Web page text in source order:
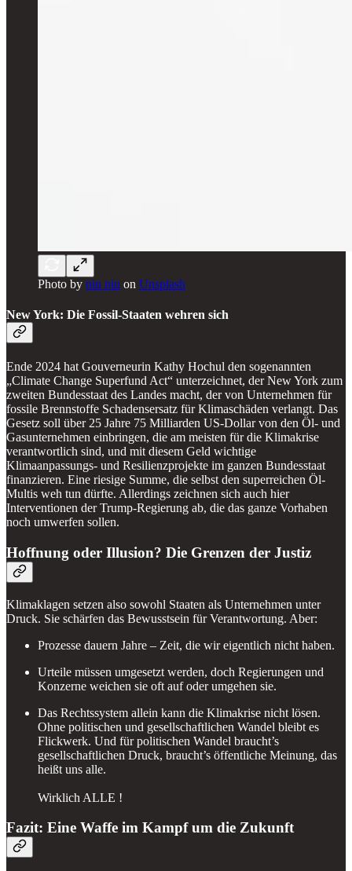
Photo by niu niu on Unsplash
New York: Die Fossil-Staaten wehren sich
Ende 2024 hat Gouverneurin Kathy Hochul den sogenannten
„Climate Change Superfund Act“ unterzeichnet, der New York zum
zweiten Bundesstaat des Landes macht, der von Unternehmen für
fossile Brennstoffe Schadensersatz für Klimaschäden verlangt. Das
Gesetz soll über 25 Jahre 75 Milliarden US-Dollar von den Öl- und
Gasunternehmen einbringen, die am meisten für die Klimakrise
verantwortlich sind, und mit diesem Geld wichtige
Klimaanpassungs- und Resilienzprojekte im ganzen Bundesstaat
finanzieren. Eine riesige Summe, die selbst den superreichen Öl-
Multis weh tun dürfte. Allerdings zeichnen sich auch hier
Interventionen der Trump-Regierung ab, die das ganze Vorhaben
noch umwerfen sollen.
Hoffnung oder Illusion? Die Grenzen der Justiz
Klimaklagen setzen also sowohl Staaten als Unternehmen unter
Druck. Sie schärfen das Bewusstsein für Verantwortung. Aber:
Prozesse dauern Jahre – Zeit, die wir eigentlich nicht haben.
Urteile müssen umgesetzt werden, doch Regierungen und
Konzerne weichen sie oft auf oder umgehen sie.
Das Rechtssystem allein kann die Klimakrise nicht lösen.
Ohne politischen und gesellschaftlichen Wandel bleibt es
Flickwerk. Und für politischen Wandel braucht’s
gesellschaftlichen Druck, braucht’s öffentliche Meinung, das
heißt uns alle.
Wirklich ALLE !
Fazit: Eine Waffe im Kampf um die Zukunft